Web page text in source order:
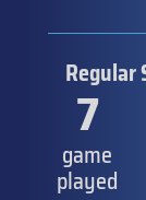
Regular
7
game
played